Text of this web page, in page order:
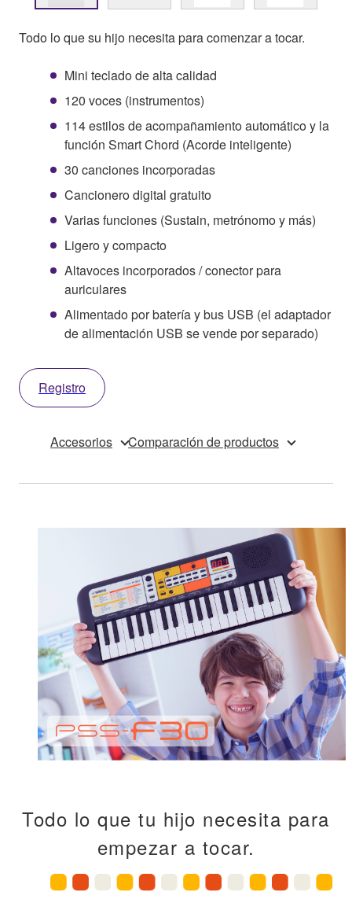
Todo lo que su hijo necesita para comenzar a tocar.
Mini teclado de alta calidad
120 voces (instrumentos)
114 estilos de acompañamiento automático y la
función Smart Chord (Acorde inteligente)
30 canciones incorporadas
Cancionero digital gratuito
Varias funciones (Sustain, metrónomo y más)
Ligero y compacto
Altavoces incorporados / conector para
auriculares
Alimentado por batería y bus USB (el adaptador
de alimentación USB se vende por separado)
Registro
Accesorios Comparación de productos
Todo lo que tu hijo necesita para
empezar a tocar.